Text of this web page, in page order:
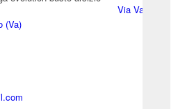
Via Varese
(Va)